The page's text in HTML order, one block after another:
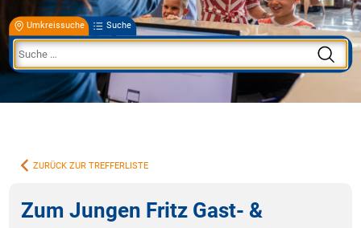
Umkreissuche Suche
ZURÜCK ZUR TREFFERLISTE
Zum Jungen Fritz Gast- &